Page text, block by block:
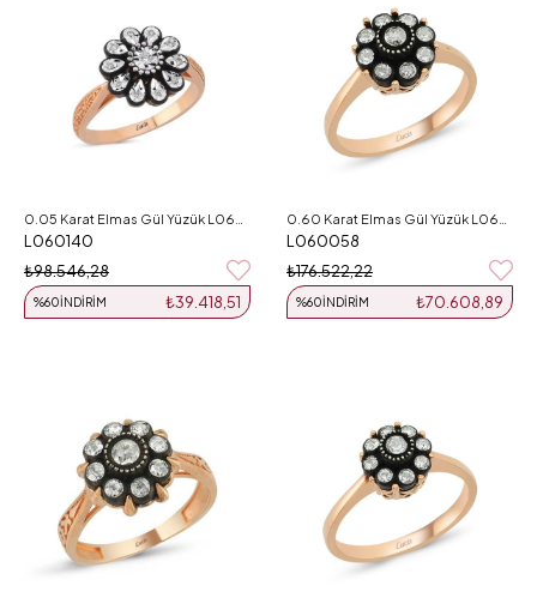
L060140
₺39.418,51
%60İNDIRIM
₺98.546,28
L060058
₺70.608,89
%60İNDIRIM
₺176.522,22